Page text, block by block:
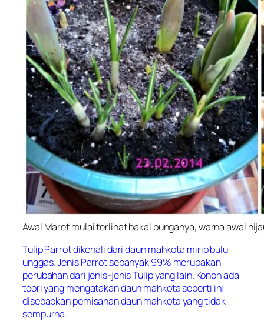
Awal Maret mulai terlihat bakal bunganya, warna awal
Tulip Parrot dikenali dari daun mahkota mirip bulu
unggas. Jenis Parrot sebanyak 99% merupakan
perubahan dari jenis-jenis Tulip yang lain. Konon ada
teori yang mengatakan daun mahkota seperti ini
disebabkan pemisahan daun mahkota yang tidak
sempurna.